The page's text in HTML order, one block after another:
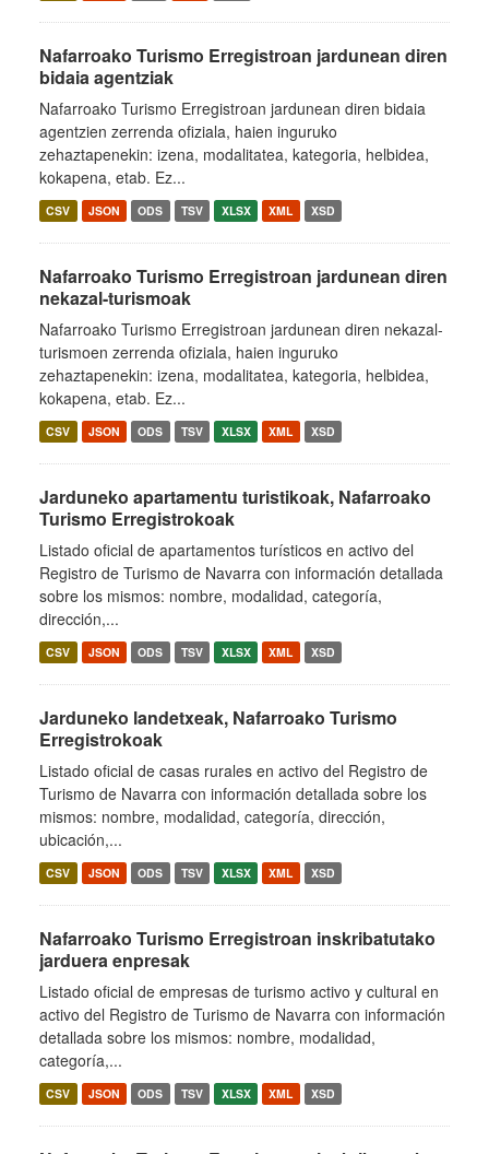
Nafarroako Turismo Erregistroan jardunean diren
bidaia agentziak
Nafarroako Turismo Erregistroan jardunean diren bidaia
agentzien zerrenda ofiziala, haien inguruko
zehaztapenekin: izena, modalitatea, kategoria, helbidea,
kokapena, etab. Ez...
CSV JSON ODS TSV XLSX XML XSD
Nafarroako Turismo Erregistroan jardunean diren
nekazal-turismoak
Nafarroako Turismo Erregistroan jardunean diren nekazal-
turismoen zerrenda ofiziala, haien inguruko
zehaztapenekin: izena, modalitatea, kategoria, helbidea,
kokapena, etab. Ez...
CSV JSON ODS TSV XLSX XML XSD
Jarduneko apartamentu turistikoak, Nafarroako
Turismo Erregistrokoak
Listado oficial de apartamentos turísticos en activo del
Registro de Turismo de Navarra con información detallada
sobre los mismos: nombre, modalidad, categoría,
dirección,...
CSV JSON ODS TSV XLSX XML XSD
Jarduneko landetxeak, Nafarroako Turismo
Erregistrokoak
Listado oficial de casas rurales en activo del Registro de
Turismo de Navarra con información detallada sobre los
mismos: nombre, modalidad, categoría, dirección,
ubicación,...
CSV JSON ODS TSV XLSX XML XSD
Nafarroako Turismo Erregistroan inskribatutako
jarduera enpresak
Listado oficial de empresas de turismo activo y cultural en
activo del Registro de Turismo de Navarra con información
detallada sobre los mismos: nombre, modalidad,
categoría,...
CSV JSON ODS TSV XLSX XML XSD